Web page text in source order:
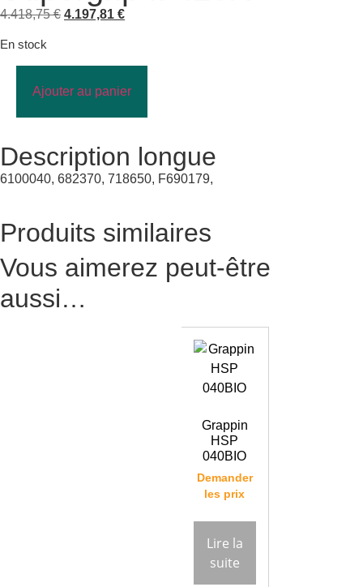
4.418,75€ 4.197,81 €
En stock
Ajouter au panier
Description longue
6100040, 682370, 718650, F690179,
Produits similaires
Vous aimerez peut-être
aussi…
Grappin
HSP
040BIO
Demander
les prix
Lire la
suite